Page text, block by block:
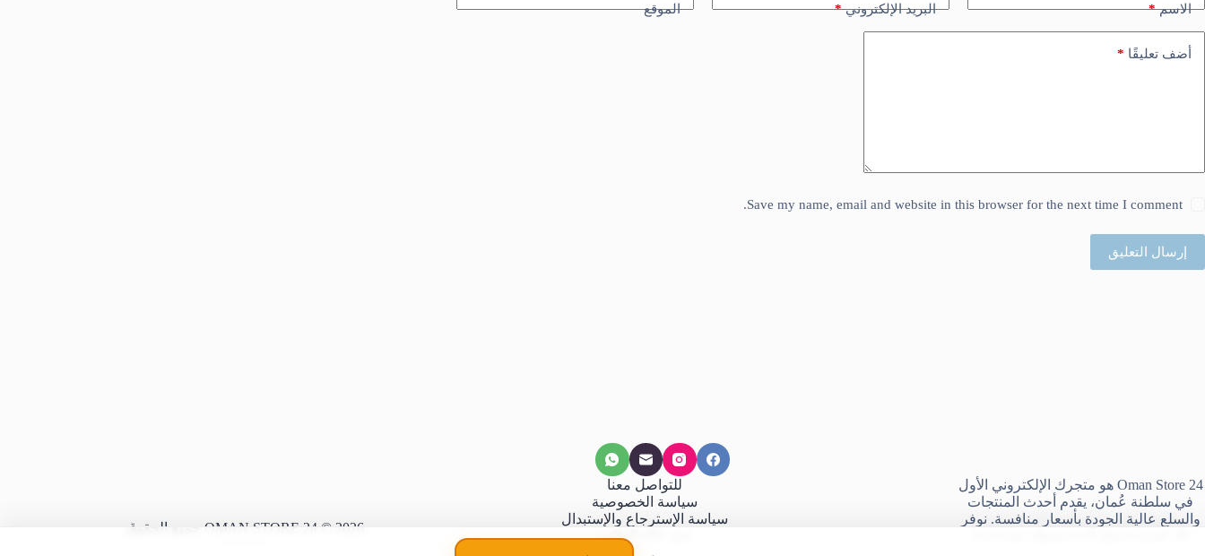
الاسم* البريد الإلكتروني* الموقع
أضف تعليقًا *
Save my name, email and website in this browser for the next time I comment.
إرسال التعليق
Oman Store 24 هو متجرك الإلكتروني الأول
في سلطنة عُمان، يقدم أحدث المنتجات
والسلع عالية الجودة بأسعار منافسة. نوفر
للتواصل معنا
سياسة الخصوصية
سياسة الإسترجاع والإستبدال
تتبع حالة الطلب
كيفية الطلب – الشراء
2026 © OMAN STORE 24 جميع الحقوق